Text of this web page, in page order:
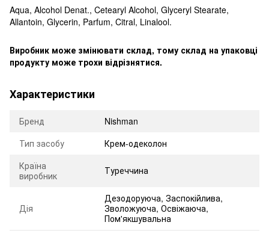
Aqua, Alcohol Denat., Cetearyl Alcohol, Glyceryl Stearate,
Allantoin, Glycerin, Parfum, Citral, Linalool.
Виробник може змінювати склад, тому склад на упаковці
продукту може трохи відрізнятися.
Характеристики
Бренд
Nishman
Тип засобу
Крем-одеколон
Країна
виробник
Туреччина
Дія
Дезодоруюча, Заспокійлива,
Зволожуюча, Освіжаюча,
Пом'якшувальна